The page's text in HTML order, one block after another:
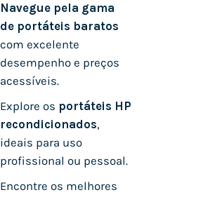
Navegue pela gama
de portáteis baratos
com excelente
desempenho e preços
acessíveis.
Explore os portáteis HP
recondicionados,
ideais para uso
profissional ou pessoal.
Encontre os melhores